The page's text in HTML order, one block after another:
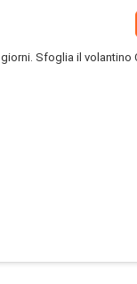
giorni. Sfoglia il volantino